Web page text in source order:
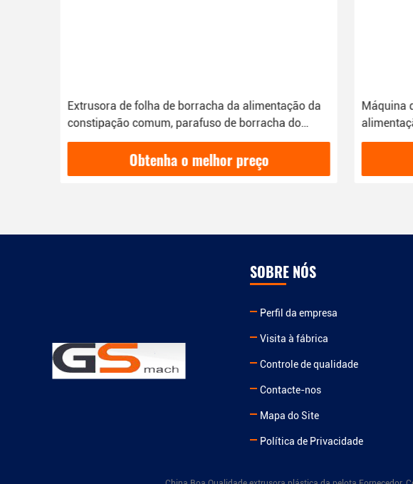
Extrusora de folha de borracha da alimentação da
constipação comum, parafuso de borracha do
aço de liga da máquina do granulador
Obtenha o melhor preço
Máquina
portas
SOBRE NÓS
Perfil da empresa
Visita à fábrica
Controle de qualidade
Contacte-nos
Mapa do Site
Política de Privacidade